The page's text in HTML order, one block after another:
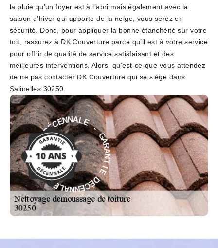
la pluie qu’un foyer est à l’abri mais également avec la
saison d’hiver qui apporte de la neige, vous serez en
sécurité. Donc, pour appliquer la bonne étanchéité sur votre
toit, rassurez à DK Couverture parce qu’il est à votre service
pour offrir de qualité de service satisfaisant et des
meilleures interventions. Alors, qu’est-ce-que vous attendez
de ne pas contacter DK Couverture qui se siège dans
Salinelles 30250.
G
A
R
A
N
T
I
E
D
É
C
E
NNALE - GAR
A
N
T
I
E
D
É
C
E
N
N
A
L
E
-